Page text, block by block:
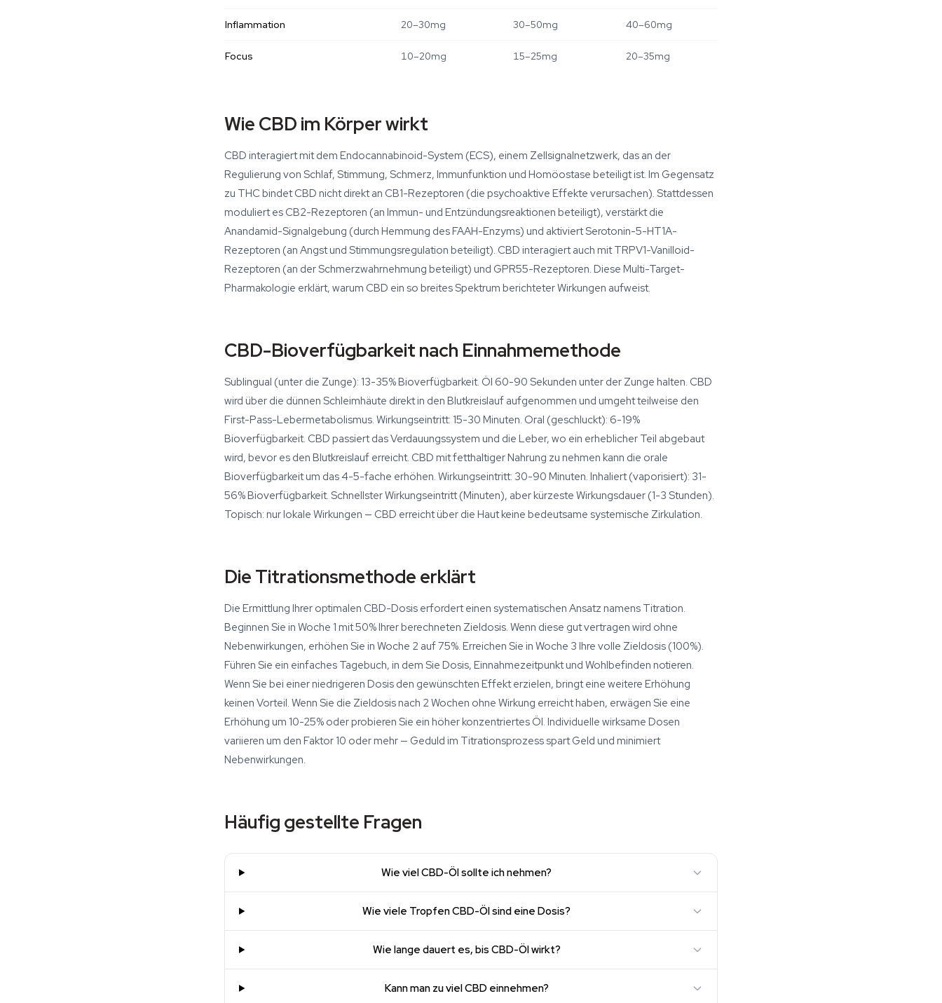
Inflammation 20–30mg 30–50mg 40–60mg
Focus 10–20mg 15–25mg 20–35mg
Wie CBD im Körper wirkt
CBD interagiert mit dem Endocannabinoid-System (ECS), einem Zellsignalnetzwerk, das an der
Regulierung von Schlaf, Stimmung, Schmerz, Immunfunktion und Homöostase beteiligt ist. Im Gegensatz
zu THC bindet CBD nicht direkt an CB1-Rezeptoren (die psychoaktive Effekte verursachen). Stattdessen
moduliert es CB2-Rezeptoren (an Immun- und Entzündungsreaktionen beteiligt), verstärkt die
Anandamid-Signalgebung (durch Hemmung des FAAH-Enzyms) und aktiviert Serotonin-5-HT1A-
Rezeptoren (an Angst und Stimmungsregulation beteiligt). CBD interagiert auch mit TRPV1-Vanilloid-
Rezeptoren (an der Schmerzwahrnehmung beteiligt) und GPR55-Rezeptoren. Diese Multi-Target-
Pharmakologie erklärt, warum CBD ein so breites Spektrum berichteter Wirkungen aufweist.
CBD-Bioverfügbarkeit nach Einnahmemethode
Sublingual (unter die Zunge): 13-35% Bioverfügbarkeit. Öl 60-90 Sekunden unter der Zunge halten. CBD
wird über die dünnen Schleimhäute direkt in den Blutkreislauf aufgenommen und umgeht teilweise den
First-Pass-Lebermetabolismus. Wirkungseintritt: 15-30 Minuten. Oral (geschluckt): 6-19%
Bioverfügbarkeit. CBD passiert das Verdauungssystem und die Leber, wo ein erheblicher Teil abgebaut
wird, bevor es den Blutkreislauf erreicht. CBD mit fetthaltiger Nahrung zu nehmen kann die orale
Bioverfügbarkeit um das 4-5-fache erhöhen. Wirkungseintritt: 30-90 Minuten. Inhaliert (vaporisiert): 31-
56% Bioverfügbarkeit. Schnellster Wirkungseintritt (Minuten), aber kürzeste Wirkungsdauer (1-3 Stunden).
Topisch: nur lokale Wirkungen — CBD erreicht über die Haut keine bedeutsame systemische Zirkulation.
Die Titrationsmethode erklärt
Die Ermittlung Ihrer optimalen CBD-Dosis erfordert einen systematischen Ansatz namens Titration.
Beginnen Sie in Woche 1 mit 50% Ihrer berechneten Zieldosis. Wenn diese gut vertragen wird ohne
Nebenwirkungen, erhöhen Sie in Woche 2 auf 75%. Erreichen Sie in Woche 3 Ihre volle Zieldosis (100%).
Führen Sie ein einfaches Tagebuch, in dem Sie Dosis, Einnahmezeitpunkt und Wohlbefinden notieren.
Wenn Sie bei einer niedrigeren Dosis den gewünschten Effekt erzielen, bringt eine weitere Erhöhung
keinen Vorteil. Wenn Sie die Zieldosis nach 2 Wochen ohne Wirkung erreicht haben, erwägen Sie eine
Erhöhung um 10-25% oder probieren Sie ein höher konzentriertes Öl. Individuelle wirksame Dosen
variieren um den Faktor 10 oder mehr — Geduld im Titrationsprozess spart Geld und minimiert
Nebenwirkungen.
Häufig gestellte Fragen
Wie viel CBD-Öl sollte ich nehmen?
Wie viele Tropfen CBD-Öl sind eine Dosis?
Wie lange dauert es, bis CBD-Öl wirkt?
Kann man zu viel CBD einnehmen?